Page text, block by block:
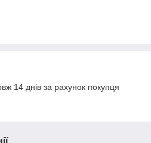
14 днів за рахунок покупця